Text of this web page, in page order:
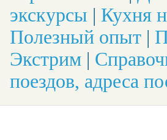
экскурсы | Кухня
Полезный опыт |
Экстрим |
поездов, адреса